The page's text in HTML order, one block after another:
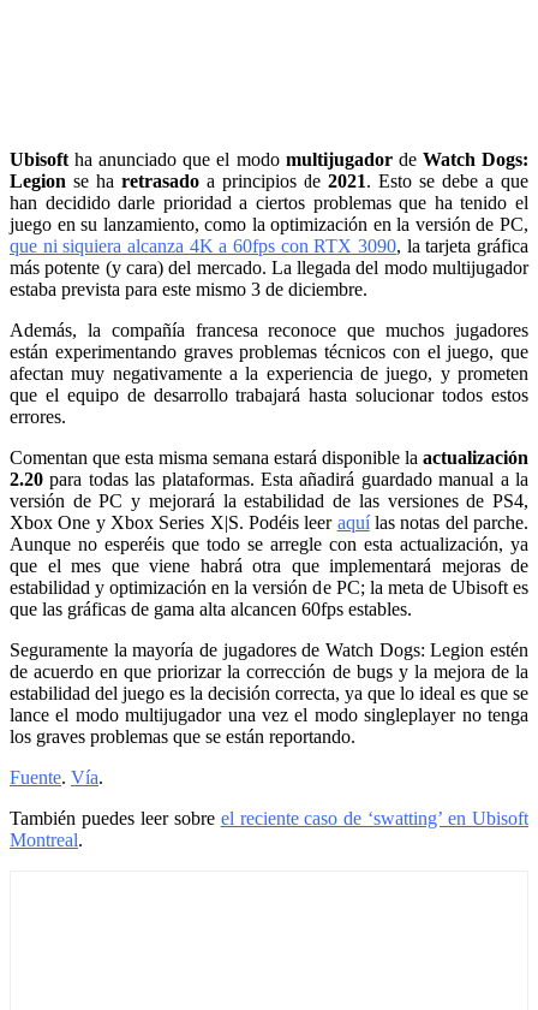
Ubisoft ha anunciado que el modo multijugadorde Watch Dogs:
Legion se ha retrasadoa principios de2021. Esto se debe a que
han decidido darle prioridad a ciertos problemas que ha tenido el
juego en su lanzamiento, como la optimización en la versión de PC,
que ni siquiera alcanza 4K a 60fps con RTX 3090, la tarjeta gráfica
más potente (y cara) del mercado. La llegada del modo multijugador
estaba prevista para este mismo 3 de diciembre.
Además, la compañía francesa reconoce que muchos jugadores
están experimentando graves problemas técnicos con el juego, que
afectan muy negativamente a la experiencia de juego, y prometen
que el equipo de desarrollo trabajará hasta solucionar todos estos
errores.
Comentan que esta misma semana estará disponible la actualización
2.20 para todas las plataformas. Esta añadirá guardado manual a la
versión de PC y mejorará la estabilidad de las versiones de PS4,
Xbox One y Xbox Series X|S. Podéis leer aquílas notas del parche.
Aunque no esperéis que todo se arregle con esta actualización, ya
que el mes que viene habrá otra que implementará mejoras de
estabilidad y optimización en la versión de PC; la meta de Ubisoft es
que las gráficas de gama alta alcancen 60fps estables.
Seguramente la mayoría de jugadores de Watch Dogs: Legion estén
de acuerdo en que priorizar la corrección de bugs y la mejora de la
estabilidad del juego es la decisión correcta, ya que lo ideal es que se
lance el modo multijugador una vez el modo singleplayer no tenga
los graves problemas que se están reportando.
Fuente. Vía.
También puedes leer sobre el reciente caso de ‘swatting’ en Ubisoft
Montreal.